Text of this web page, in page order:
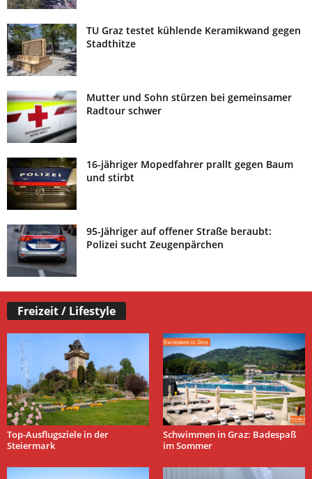
TU Graz testet kühlende Keramikwand gegen
Stadthitze
Mutter und Sohn stürzen bei gemeinsamer
Radtour schwer
16-jähriger Mopedfahrer prallt gegen Baum
und stirbt
95-Jähriger auf offener Straße beraubt:
Polizei sucht Zeugenpärchen
Freizeit / Lifestyle
Top-Ausflugsziele in der
Steiermark
Schwimmen in Graz: Badespaß
im Sommer